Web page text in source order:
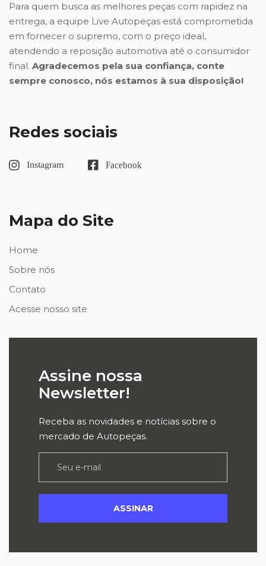
Para quem busca as melhores peças com rapidez na
entrega, a equipe Live Autopeças está comprometida
em fornecer o supremo, com o preço ideal,
atendendo a reposição automotiva até o consumidor
final. Agradecemos pela sua confiança, conte
sempre conosco, nós estamos à sua disposição!
Redes sociais
Mapa do Site
Home
Sobre nós
Contato
Acesse nosso site
Assine nossa
Newsletter!
Receba as novidades e notícias sobre o
mercado de Autopeças.